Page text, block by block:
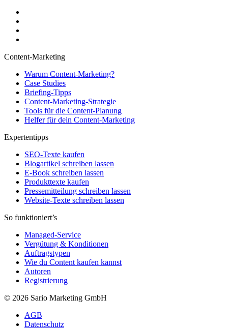
Content-Marketing
Warum Content-Marketing?
Case Studies
Briefing-Tipps
Content-Marketing-Strategie
Tools für die Content-Planung
Helfer für dein Content-Marketing
Expertentipps
SEO-Texte kaufen
Blogartikel schreiben lassen
E-Book schreiben lassen
Produkttexte kaufen
Pressemitteilung schreiben lassen
Website-Texte schreiben lassen
So funktioniert’s
Managed-Service
Vergütung & Konditionen
Auftragstypen
Wie du Content kaufen kannst
Autoren
Registrierung
© 2026 Sario Marketing GmbH
AGB
Datenschutz